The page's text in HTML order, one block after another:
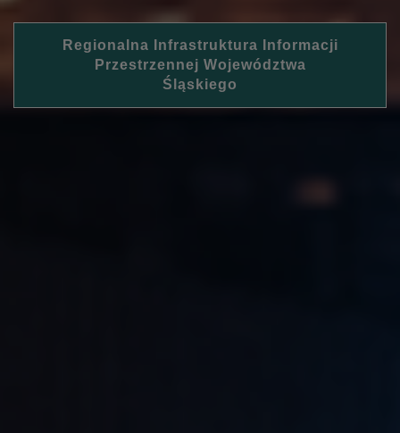
Regionalna Infrastruktura Informacji
Przestrzennej Województwa
Śląskiego